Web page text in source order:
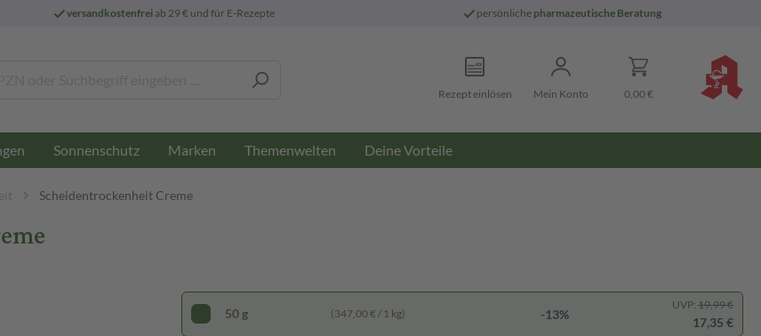
versandkostenfreiab 29 € und für E-Rezepte persönliche pharmazeutische Beratung
Rezept einlösen Mein Konto 0,00 €
Sonnenschutz Marken Themenwelten Deine Vorteile
Scheidentrockenheit Creme
50 g (347,00 € / 1 kg) -13%
UVP: 19,99 €
17,35 €